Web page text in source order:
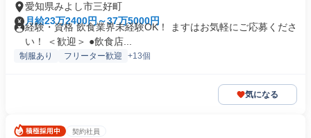
愛知県みよし市三好町
月給23万2400円～37万5000円
経験・資格 飲食業界未経験OK！ ますはお気軽にご応募くださ
い！ ＜歓迎＞ ●飲食店...
制服あり フリーター歓迎 +13個
気になる
契約社員